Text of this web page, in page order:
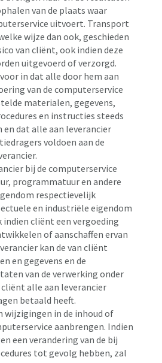
van de plaats waar
uitvoert. Transport
wijze dan ook, geschieden
van cliënt, ook indien deze
uitgevoerd of verzorgd.
in dat alle door hem aan
van de computerservice
materialen, gegevens,
en instructies steeds
dat alle aan leverancier
voldoen aan de
bij de computerservice
programmatuur en andere
respectievelijk
en industriële eigendom
indien cliënt een vergoeding
of aanschaffen ervan
kan de van cliënt
en gegevens en de
van de verwerking onder
alle aan leverancier
betaald heeft.
wijzigingen in de inhoud of
aanbrengen. Indien
een verandering van de bij
tot gevolg hebben, zal